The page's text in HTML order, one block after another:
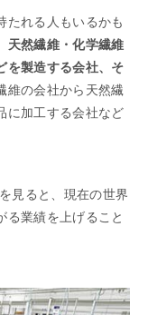
たれる人もいるかも
天然繊維・化学繊維
を製造する会社、そ
維の会社から天然繊
に加工する会社など
見ると、現在の世界
る業績を上げること